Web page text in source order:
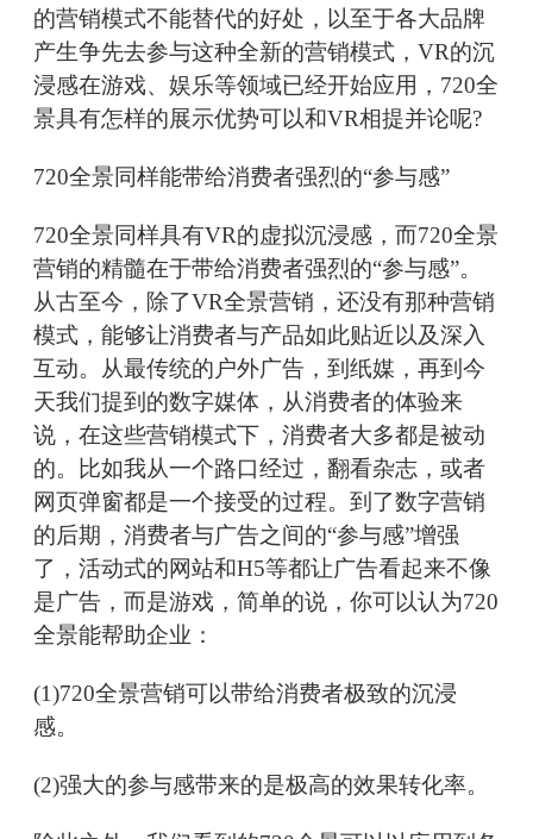
的营销模式不能替代的好处，以至于各大品牌
产生争先去参与这种全新的营销模式，VR的沉
浸感在游戏、娱乐等领域已经开始应用，720全
景具有怎样的展示优势可以和VR相提并论呢?
720全景同样能带给消费者强烈的“参与感”
720全景同样具有VR的虚拟沉浸感，而720全景
营销的精髓在于带给消费者强烈的“参与感”。
从古至今，除了VR全景营销，还没有那种营销
模式，能够让消费者与产品如此贴近以及深入
互动。从最传统的户外广告，到纸媒，再到今
天我们提到的数字媒体，从消费者的体验来
说，在这些营销模式下，消费者大多都是被动
的。比如我从一个路口经过，翻看杂志，或者
网页弹窗都是一个接受的过程。到了数字营销
的后期，消费者与广告之间的“参与感”增强
了，活动式的网站和H5等都让广告看起来不像
是广告，而是游戏，简单的说，你可以认为720
全景能帮助企业：
(1)720全景营销可以带给消费者极致的沉浸
感。
(2)强大的参与感带来的是极高的效果转化率。